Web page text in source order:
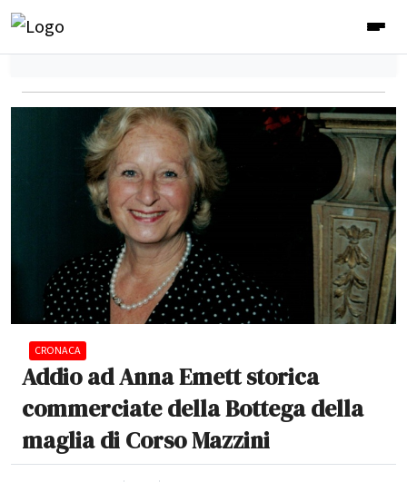
CRONACA
Addio ad Anna Emett storica
commerciate della Bottega della
maglia di Corso Mazzini